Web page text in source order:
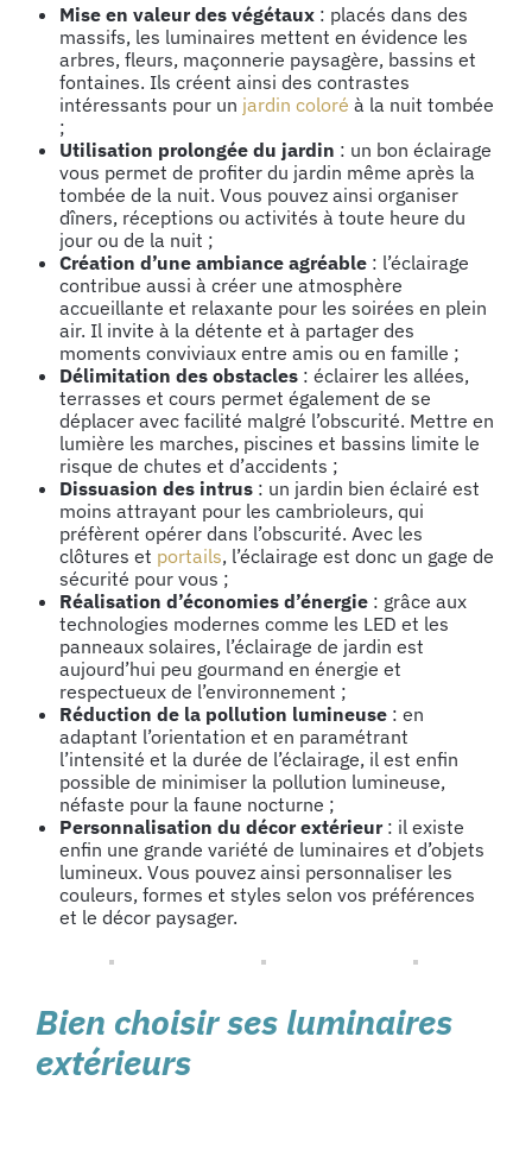
Mise en valeur des végétaux : placés dans des
massifs, les luminaires mettent en évidence les
arbres, fleurs, maçonnerie paysagère, bassins et
fontaines. Ils créent ainsi des contrastes
intéressants pour un jardin coloré à la nuit tombée
;
Utilisation prolongée du jardin : un bon éclairage
vous permet de profiter du jardin même après la
tombée de la nuit. Vous pouvez ainsi organiser
dîners, réceptions ou activités à toute heure du
jour ou de la nuit ;
Création d’une ambiance agréable : l’éclairage
contribue aussi à créer une atmosphère
accueillante et relaxante pour les soirées en plein
air. Il invite à la détente et à partager des
moments conviviaux entre amis ou en famille ;
Délimitation des obstacles : éclairer les allées,
terrasses et cours permet également de se
déplacer avec facilité malgré l’obscurité. Mettre en
lumière les marches, piscines et bassins limite le
risque de chutes et d’accidents ;
Dissuasion des intrus : un jardin bien éclairé est
moins attrayant pour les cambrioleurs, qui
préfèrent opérer dans l’obscurité. Avec les
clôtures et portails, l’éclairage est donc un gage de
sécurité pour vous ;
Réalisation d’économies d’énergie : grâce aux
technologies modernes comme les LED et les
panneaux solaires, l’éclairage de jardin est
aujourd’hui peu gourmand en énergie et
respectueux de l’environnement ;
Réduction de la pollution lumineuse : en
adaptant l’orientation et en paramétrant
l’intensité et la durée de l’éclairage, il est enfin
possible de minimiser la pollution lumineuse,
néfaste pour la faune nocturne ;
Personnalisation du décor extérieur: il existe
enfin une grande variété de luminaires et d’objets
lumineux. Vous pouvez ainsi personnaliser les
couleurs, formes et styles selon vos préférences
et le décor paysager.
Bien choisir ses luminaires
extérieurs